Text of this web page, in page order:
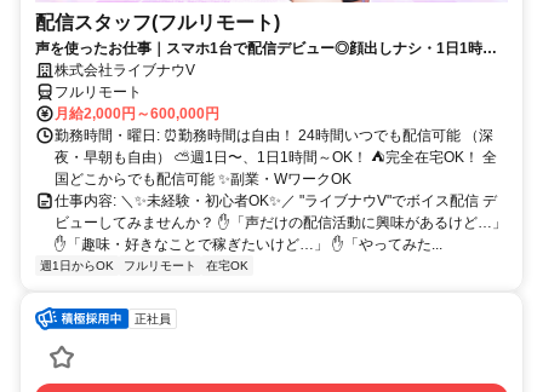
配信スタッフ(フルリモート)
声を使ったお仕事｜スマホ1台で配信デビュー◎顔出しナシ・1日1時間
～OK♪
株式会社ライブナウV
フルリモート
月給2,000円～600,000円
勤務時間・曜日: ⏰勤務時間は自由！ 24時間いつでも配信可能 （深
夜・早朝も自由） ⛅週1日〜、1日1時間～OK！ ⛺完全在宅OK！ 全
国どこからでも配信可能 ✨副業・WワークOK
仕事内容: ＼✨未経験・初心者OK✨／ "ライブナウV"でボイス配信 デ
ビューしてみませんか？ ✋「声だけの配信活動に興味があるけど…」
✋「趣味・好きなことで稼ぎたいけど…」 ✋「やってみた...
週1日からOK フルリモート 在宅OK
正社員